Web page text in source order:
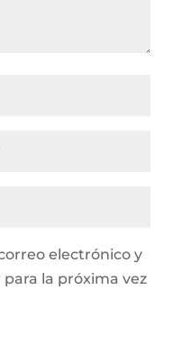
electrónico y
la próxima vez